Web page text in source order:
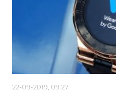
22-09-2019, 09:27